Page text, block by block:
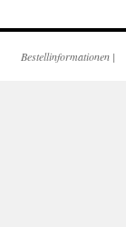
Bestellinformationen |